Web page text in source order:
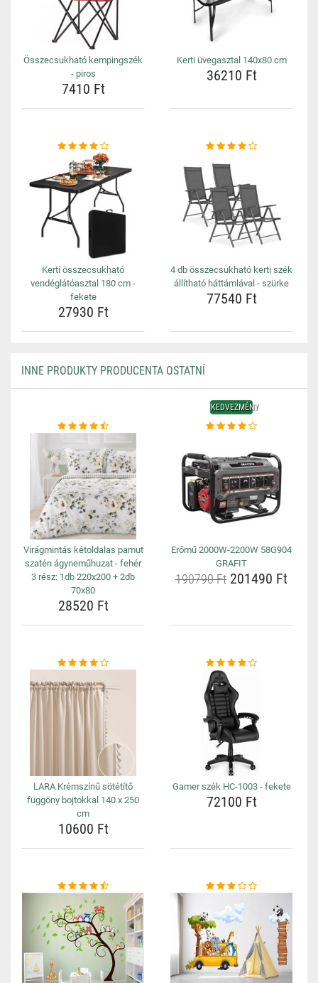
Összecsukható kempingszék
- piros
7410 Ft
Kerti üvegasztal 140x80 cm
36210 Ft
Kerti összecsukható
vendéglátóasztal 180 cm -
fekete
27930 Ft
4 db összecsukható kerti szék
állítható háttámlával - szürke
77540 Ft
INNE PRODUKTY PRODUCENTA OSTATNÍ
Virágmintás kétoldalas pamut
szatén ágyneműhuzat - fehér
3 rész: 1db 220x200 + 2db
70x80
28520 Ft
KEDVEZMÉNY
Erőmű 2000W-2200W 58G904
GRAFIT
190790 Ft 201490 Ft
LARA Krémszínű sötétítő
függöny bojtokkal 140 x 250
cm
10600 Ft
Gamer szék HC-1003 - fekete
72100 Ft